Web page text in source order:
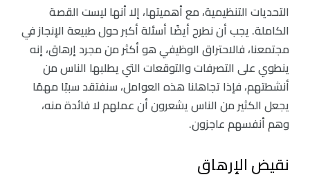
التحديات التنظيمية، مع أهميتها، إلا أنها ليست القصة
الكاملة. يجب أن نطرح أيضًا أسئلة أكبر حول طبيعة الإنجاز في
مجتمعنا، فالاحتراق الوظيفي هو أكثر من مجرد إرهاق، إنه
ينطوي على التصرفات والتوقعات التي يطلبها الناس من
أنشطتهم، فإذا تجاهلنا هذه العوامل، سنفتقد سببًا مهمًا
يجعل الكثير من الناس يشعرون أن عملهم لا فائدة منه،
وهم أنفسهم عاجزون.
نقيض الإرهاق